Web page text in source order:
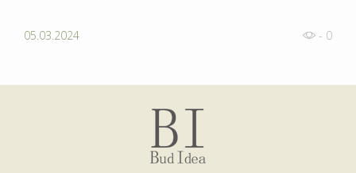
05.03.2024 - 0